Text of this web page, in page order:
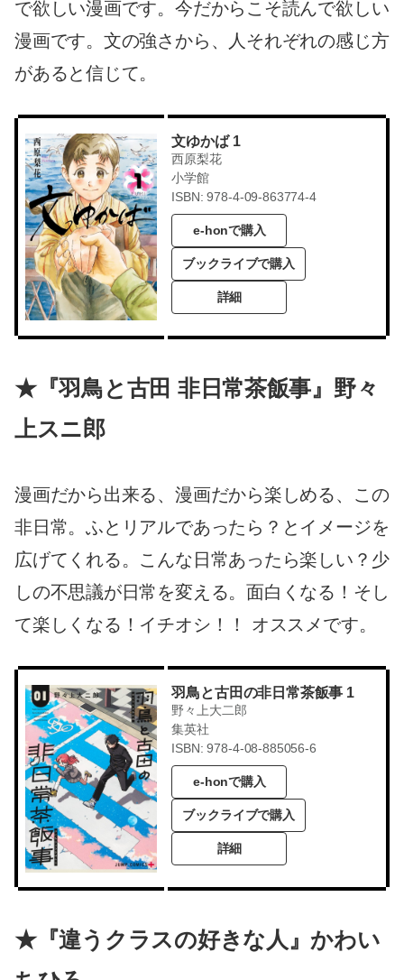
で欲しい漫画です。今だからこそ読んで欲しい
漫画です。文の強さから、人それぞれの感じ方
があると信じて。
文ゆかば 1
西原梨花
小学館
ISBN: 978-4-09-863774-4
e-honで購入
ブックライブで購入
詳細
★『羽鳥と古田 非日常茶飯事』野々
上スニ郎
漫画だから出来る、漫画だから楽しめる、この
非日常。ふとリアルであったら？とイメージを
広げてくれる。こんな日常あったら楽しい？少
しの不思議が日常を変える。面白くなる！そし
て楽しくなる！イチオシ！！ オススメです。
羽鳥と古田の非日常茶飯事 1
野々上大二郎
集英社
ISBN: 978-4-08-885056-6
e-honで購入
ブックライブで購入
詳細
★『違うクラスの好きな人』かわい